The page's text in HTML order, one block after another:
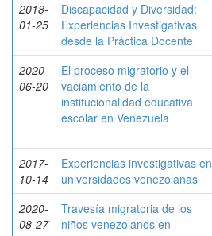
2018-
01-25
Discapacidad y Diversidad:
Experiencias Investigativas
desde la Práctica Docente
2020-
06-20
El proceso migratorio y el
vaciamiento de la
institucionalidad educativa
escolar en Venezuela
2017-
10-14
Experiencias investigativas en
universidades venezolanas
2020-
08-27
Travesía migratoria de los
niños venezolanos en